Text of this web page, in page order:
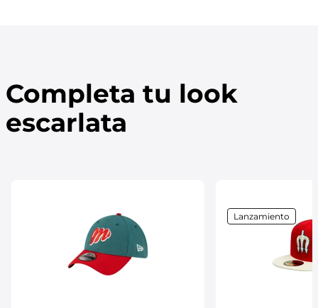
Completa tu look
escarlata
Lanzamiento